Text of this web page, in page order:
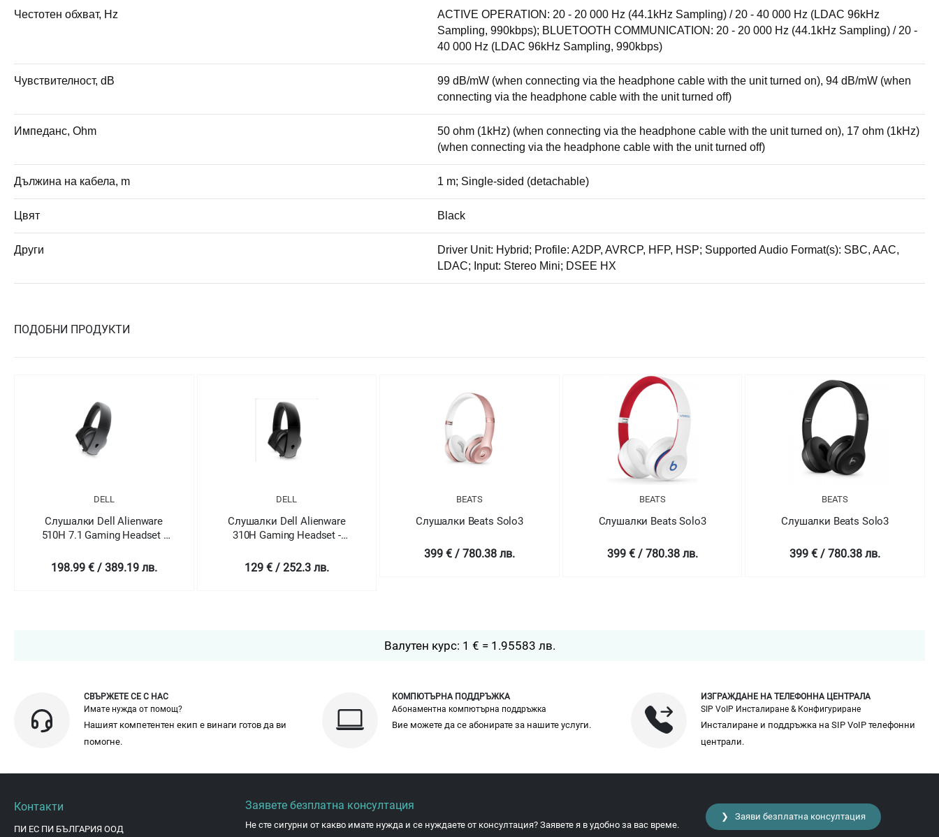
Честотен обхват, Hz
ACTIVE OPERATION: 20 - 20 000 Hz (44.1kHz Sampling) / 20 - 40 000 Hz (LDAC 96kHz
Sampling, 990kbps); BLUETOOTH COMMUNICATION: 20 - 20 000 Hz (44.1kHz Sampling) / 20 -
40 000 Hz (LDAC 96kHz Sampling, 990kbps)
Чувствителност, dB
99 dB/mW (when connecting via the headphone cable with the unit turned on), 94 dB/mW (when
connecting via the headphone cable with the unit turned off)
Импеданс, Ohm
50 ohm (1kHz) (when connecting via the headphone cable with the unit turned on), 17 ohm (1kHz)
(when connecting via the headphone cable with the unit turned off)
Дължина на кабела, m 1 m; Single-sided (detachable)
Цвят Black
Други
Driver Unit: Hybrid; Profile: A2DP, AVRCP, HFP, HSP; Supported Audio Format(s): SBC, AAC,
LDAC; Input: Stereo Mini; DSEE HX
ПОДОБНИ ПРОДУКТИ
DELL
Слушалки Dell Alienware
510H 7.1 Gaming Headset -
Moon)
198.99 € / 389.19 лв.
DELL
Слушалки Dell Alienware
310H Gaming Headset -
129 € / 252.3 лв.
BEATS
Слушалки Beats Solo3
399 € / 780.38 лв.
BEATS
Слушалки Beats Solo3
399 € / 780.38 лв.
BEATS
Слушалки Beats Solo3
399 € / 780.38 лв.
Валутен курс: 1 € = 1.95583 лв.
СВЪРЖЕТЕ СЕ С НАС
Имате нужда от помощ?
Нашият компетентен екип е винаги готов да ви
помогне.
КОМПЮТЪРНА ПОДДРЪЖКА
Абонаментна компютърна поддръжка
Вие можете да се абонирате за нашите услуги.
ИЗГРАЖДАНЕ НА ТЕЛЕФОННА ЦЕНТРАЛА
SIP VoIP Инсталиране & Конфигуриране
Инсталиране и поддръжка на SIP VoIP телефонни
централи.
Контакти
ПИ ЕС ПИ БЪЛГАРИЯ ООД
Заявете безплатна консултация
Не сте сигурни от какво имате нужда и се нуждаете от консултация? Заявете я в удобно за вас време.
❯ Заяви безплатна консултация